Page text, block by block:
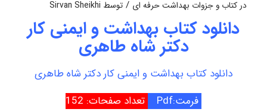
درکتاب و جزوات بهداشت حرفه ای / توسط Sirvan Sheikhi
دانلود کتاب بهداشت و ایمنی کار
دکتر شاه طاهری
دانلود کتاب بهداشت و ایمنی کار دکتر شاه طاهری
فرمت:Pdf
تعداد صفحات: 152